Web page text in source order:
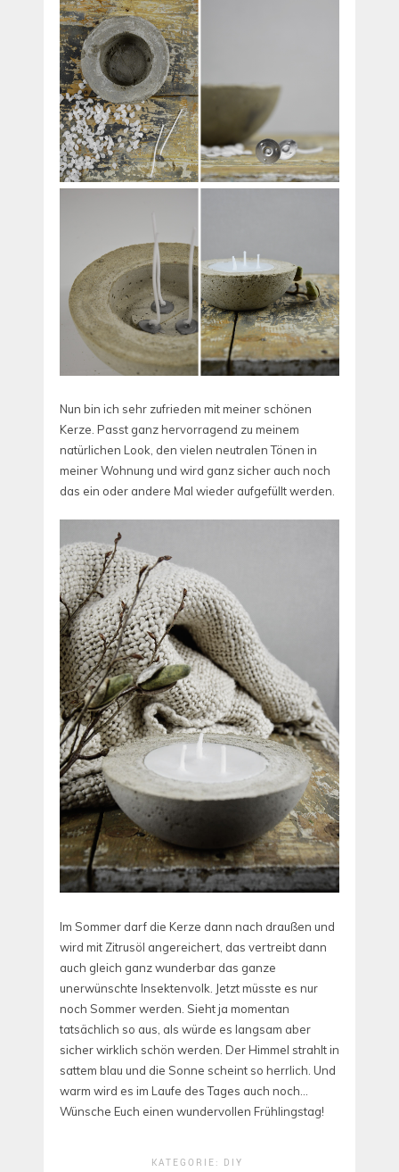
Nun bin ich sehr zufrieden mit meiner schönen
Kerze. Passt ganz hervorragend zu meinem
natürlichen Look, den vielen neutralen Tönen in
meiner Wohnung und wird ganz sicher auch noch
das ein oder andere Mal wieder aufgefüllt werden.
Im Sommer darf die Kerze dann nach draußen und
wird mit Zitrusöl angereichert, das vertreibt dann
auch gleich ganz wunderbar das ganze
unerwünschte Insektenvolk. Jetzt müsste es nur
noch Sommer werden. Sieht ja momentan
tatsächlich so aus, als würde es langsam aber
sicher wirklich schön werden. Der Himmel strahlt in
sattem blau und die Sonne scheint so herrlich. Und
warm wird es im Laufe des Tages auch noch…
Wünsche Euch einen wundervollen Frühlingstag!
KATEGORIE: DIY